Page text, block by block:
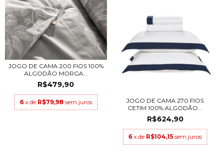
JOGO DE CAMA 200 FIOS 100%
ALGODÃO MORGA...
R$479,90
6 x de R$79,98 sem juros
JOGO DE CAMA 270 FIOS
CETIM 100% ALGODÃO...
R$624,90
6 x de R$104,15 sem juros